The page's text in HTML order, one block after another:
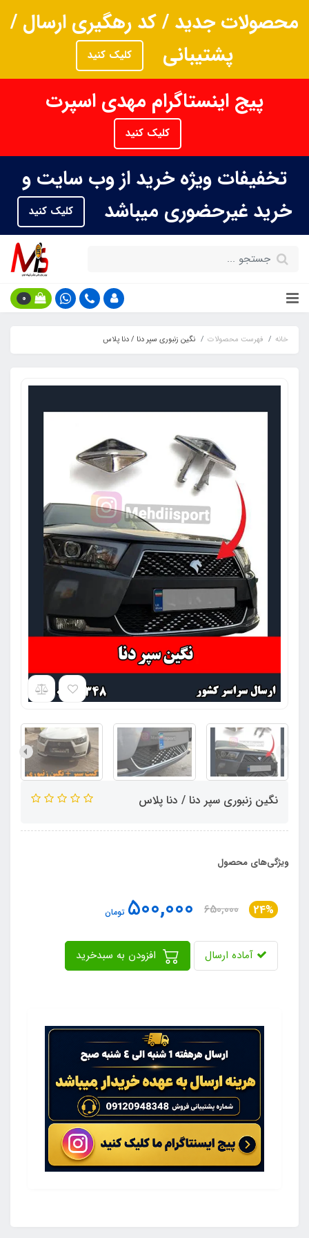
محصولات جدید / کد رهگیری ارسال /
پشتیبانی
کلیک کنید
پیج اینستاگرام مهدی اسپرت
کلیک کنید
تخفیفات ویژه خرید از وب سایت و
خرید غیرحضوری میباشد
کلیک کنید
0
خانه فهرست محصولات نگین زنبوری سپر دنا / دنا پلاس
نگین زنبوری سپر دنا / دنا پلاس
ویژگی‌های محصول
24%
650,000
500,000 تومان
آماده ارسال